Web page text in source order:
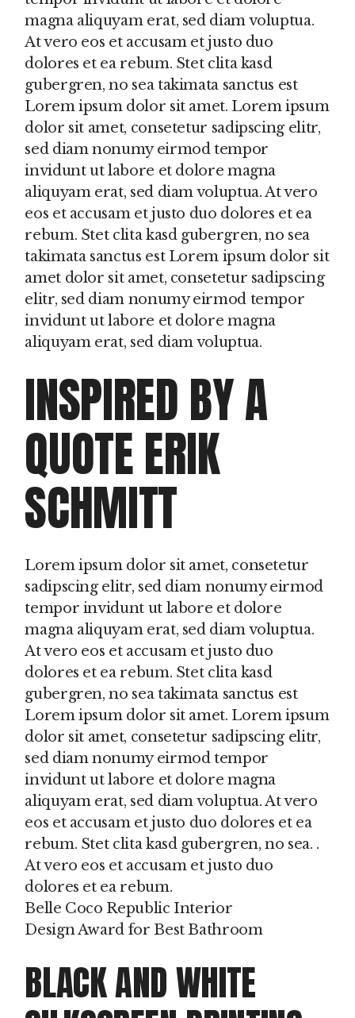
magna aliquyam erat, sed diam voluptua.
At vero eos et accusam et justo duo
dolores et ea rebum. Stet clita kasd
gubergren, no sea takimata sanctus est
Lorem ipsum dolor sit amet. Lorem ipsum
dolor sit amet, consetetur sadipscing elitr,
sed diam nonumy eirmod tempor
invidunt ut labore et dolore magna
aliquyam erat, sed diam voluptua. At vero
eos et accusam et justo duo dolores et ea
rebum. Stet clita kasd gubergren, no sea
takimata sanctus est Lorem ipsum dolor sit
amet dolor sit amet, consetetur sadipscing
elitr, sed diam nonumy eirmod tempor
invidunt ut labore et dolore magna
aliquyam erat, sed diam voluptua.
INSPIRED BY A
QUOTE ERIK
SCHMITT
Lorem ipsum dolor sit amet, consetetur
sadipscing elitr, sed diam nonumy eirmod
tempor invidunt ut labore et dolore
magna aliquyam erat, sed diam voluptua.
At vero eos et accusam et justo duo
dolores et ea rebum. Stet clita kasd
gubergren, no sea takimata sanctus est
Lorem ipsum dolor sit amet. Lorem ipsum
dolor sit amet, consetetur sadipscing elitr,
sed diam nonumy eirmod tempor
invidunt ut labore et dolore magna
aliquyam erat, sed diam voluptua. At vero
eos et accusam et justo duo dolores et ea
rebum. Stet clita kasd gubergren, no sea. .
At vero eos et accusam et justo duo
dolores et ea rebum.
Belle Coco Republic Interior
Design Award for Best Bathroom
BLACK AND WHITE